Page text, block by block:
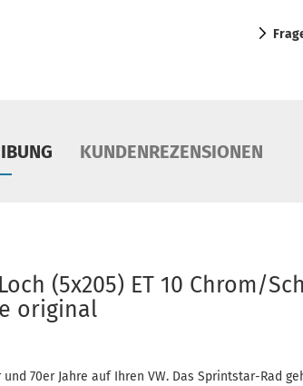
KUNDENREZENSIONEN
(5x205) ET 10 Chrom/
original
70er Jahre auf Ihren VW. Das Sprintstar-Rad